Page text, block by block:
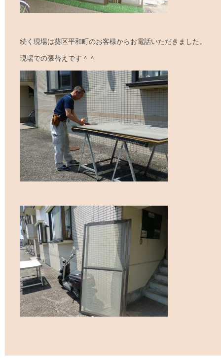
続く現場は葵区平和町のお客様からお電話いただきました。
現場での張替えです＾＾